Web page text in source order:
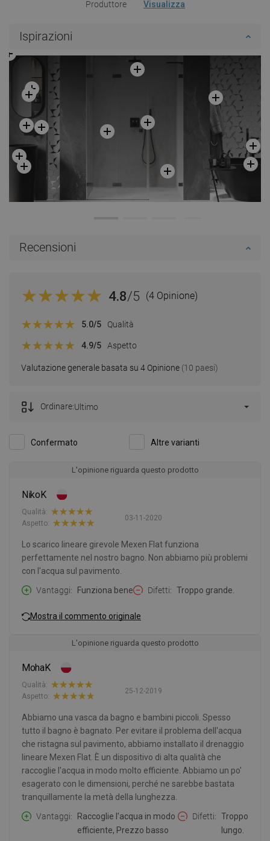
Produttore Visualizza
Ispirazioni
Recensioni
4.8/5 (4 Opinione)
Valutazione generale basata su 4 Opinione (10 paesi)
5.0/5 Qualità
4.9/5 Aspetto
Confermato Altre varianti
Ordinare:Ultimo
L'opinione riguarda questo prodotto
NikoK
03-11-2020
Qualità:
Aspetto:
Lo scarico lineare girevole Mexen Flat funziona
perfettamente nel nostro bagno. Non abbiamo più problemi
con l'acqua sul pavimento.
Vantaggi
Funziona bene Difetti Troppo grande.
Mostra il commento originale
L'opinione riguarda questo prodotto
MohaK
25-12-2019
Qualità:
Aspetto:
Abbiamo una vasca da bagno e bambini piccoli. Spesso
tutto il bagno è bagnato. Per evitare il problema dell'acqua
che ristagna sul pavimento, abbiamo installato il drenaggio
lineare Mexen Flat. È un dispositivo di alta qualità che
raccoglie l'acqua in modo molto efficiente. Abbiamo un po'
esagerato con le dimensioni, perché ne sarebbe bastata
tranquillamente la metà della lunghezza.
Vantaggi
Raccoglie l'acqua in modo
efficiente, Prezzo basso
Difetti
Troppo
lungo.